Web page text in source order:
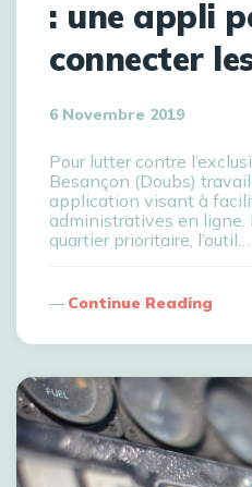
: une appli
connecter
6 Novembre 2019
Pour lutter contre
Besançon (Doubs)
application visant à
administratives en ligne.
quartier prioritaire, l’outil…
Continue Reading